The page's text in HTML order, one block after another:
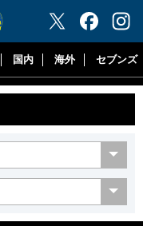
"ラグビーリパブリック"
国内 海外 セブンズ